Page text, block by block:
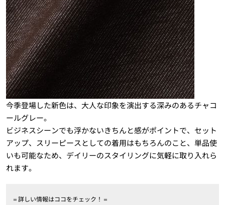
今季登場した新色は、大人な印象を演出する深みのあるチャコ
ールグレー。
ビジネスシーンでも浮かないきちんと感がポイントで、セット
アップ、スリーピースとしての着用はもちろんのこと、単品使
いも可能なため、デイリーのスタイリングに気軽に取り入れら
れます。
＝詳しい情報はココをチェック！＝